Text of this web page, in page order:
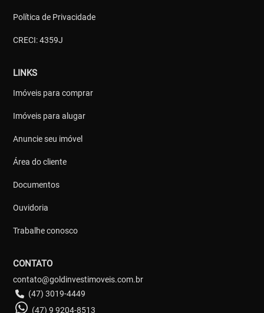
Política de Privacidade
CRECI: 4359J
LINKS
Imóveis para comprar
Imóveis para alugar
Anuncie seu imóvel
Área do cliente
Documentos
Ouvidoria
Trabalhe conosco
CONTATO
contato@goldinvestimoveis.com.br
(47) 3019-4449
(47) 9 9204-8513